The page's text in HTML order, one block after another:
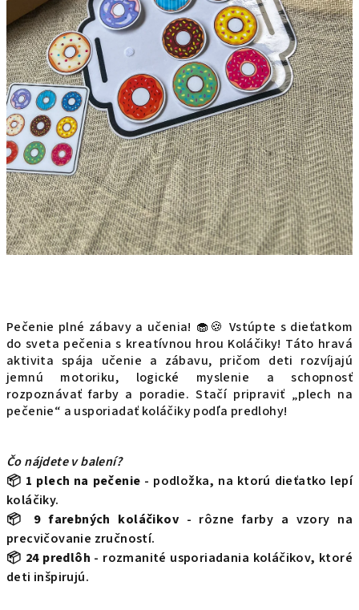
Pečenie plné zábavy a učenia! 🧁🍪 Vstúpte s dieťatkom
do sveta pečenia s kreatívnou hrou Koláčiky! Táto hravá
aktivita spája učenie a zábavu, pričom deti rozvíjajú
jemnú motoriku, logické myslenie a schopnosť
rozpoznávať farby a poradie. Stačí pripraviť „plech na
pečenie“ a usporiadať koláčiky podľa predlohy!
Čo nájdete v balení?
📦 1 plech na pečenie - podložka, na ktorú dieťatko lepí
koláčiky.
📦 9 farebných koláčikov- rôzne farby a vzory na
precvičovanie zručností.
📦 24 predlôh - rozmanité usporiadania koláčikov, ktoré
deti inšpirujú.